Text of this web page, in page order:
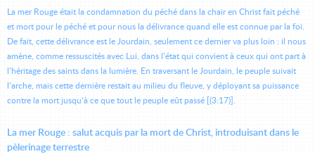
La mer Rouge était la condamnation du péché dans la chair en Christ fait péché
et mort pour le péché et pour nous la délivrance quand elle est connue par la foi.
De fait, cette délivrance est le Jourdain, seulement ce dernier va plus loin : il nous
amène, comme ressuscités avec Lui, dans l’état qui convient à ceux qui ont part à
l’héritage des saints dans la lumière. En traversant le Jourdain, le peuple suivait
l’arche, mais cette dernière restait au milieu du fleuve, y déployant sa puissance
contre la mort jusqu’à ce que tout le peuple eût passé [(3:17)].
La mer Rouge : salut acquis par la mort de Christ, introduisant dans le
pèlerinage terrestre